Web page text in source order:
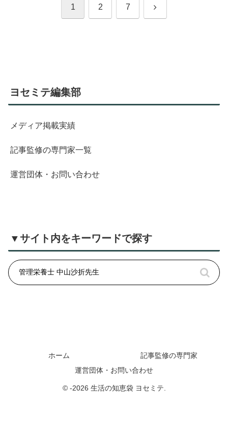
1 2 7 次
ヨセミテ編集部
メディア掲載実績
記事監修の専門家一覧
運営団体・お問い合わせ
▼サイト内をキーワードで探す
ホーム
記事監修の専門家
運営団体・お問い合わせ
© -2026 生活の知恵袋 ヨセミテ.